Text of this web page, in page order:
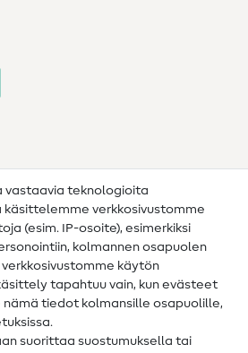
vastaavia teknologioita
käsittelemme verkkosivustomme
(esim. IP-osoite), esimerkiksi
kolmannen osapuolen
käytön
tapahtuu vain, kun evästeet
tiedot kolmansille osapuolille,
suorittaa suostumuksella tai